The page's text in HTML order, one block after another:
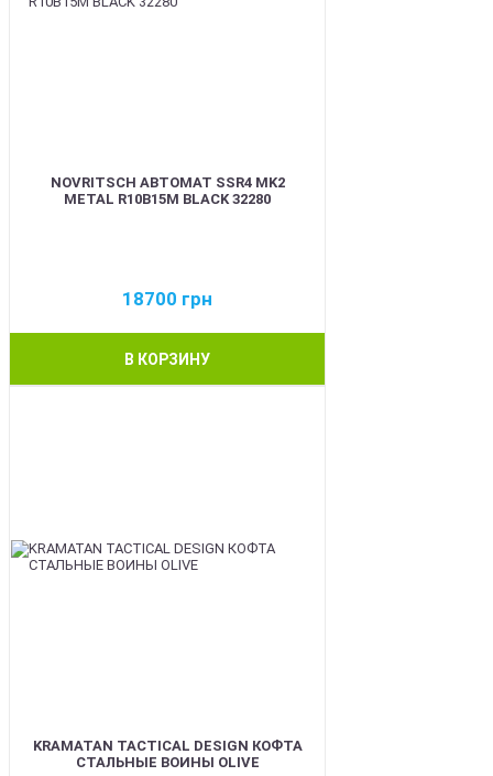
NOVRITSCH АВТОМАТ SSR4 MK2
METAL R10B15M BLACK 32280
18700 грн
В КОРЗИНУ
KRAMATAN TACTICAL DESIGN КОФТА
СТАЛЬНЫЕ ВОИНЫ OLIVE